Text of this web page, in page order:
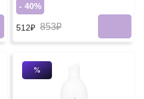
- 40%
512₽ 853₽
%